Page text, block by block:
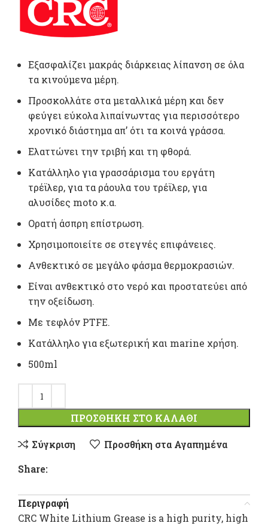
Εξασφαλίζει μακράς διάρκειας λίπανση σε όλα
τα κινούμενα μέρη.
Προσκολλάτε στα μεταλλικά μέρη και δεν
φεύγει εύκολα λιπαίνωντας για περισσότερο
χρονικό διάστημα απ’ ότι τα κοινά γράσσα.
Ελαττώνει την τριβή και τη φθορά.
Kατάλληλο για γρασσάρισμα του εργάτη
τρέϊλερ, για τα ράουλα του τρέϊλερ, για
αλυσίδες moto κ.α.
Ορατή άσπρη επίστρωση.
Χρησιμοποιείτε σε στεγνές επιφάνειες.
Ανθεκτικό σε μεγάλο φάσμα θερμοκρασιών.
Είναι ανθεκτικό στο νερό και προστατεύει από
την οξείδωση.
Mε τεφλόν PTFE.
Κατάλληλο για εξωτερική και marine χρήση.
500ml
ΠΡΟΣΘΉΚΗ ΣΤΟ ΚΑΛΆΘΙ
Σύγκριση
Προσθήκη στα Αγαπημένα
Share:
Περιγραφή
CRC White Lithium Grease is a high purity, high